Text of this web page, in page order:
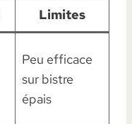
Limites
Peu efficace
sur bistre
épais